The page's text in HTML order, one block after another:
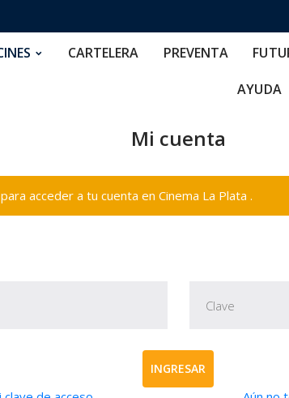
CARTELERA PREVENTA
AYUDA
Mi cuenta
acceder a tu cuenta en Cinema La Plata .
INGRESAR